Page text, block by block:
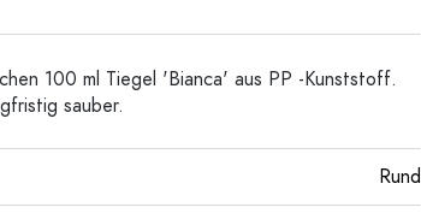
100 ml Tiegel 'Bianca' aus PP -Kunststoff.
sauber.
Rund